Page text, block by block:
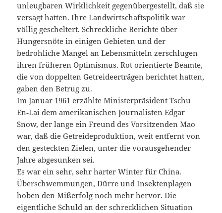
unleugbaren Wirklichkeit gegenübergestellt, daß sie
versagt hatten. Ihre Landwirtschaftspolitik war
völlig gescheltert. Schreckliche Berichte über
Hungersnöte in einigen Gebieten und der
bedrohliche Mangel an Lebensmitteln zerschlugen
ihren früheren Optimismus. Rot orientierte Beamte,
die von doppelten Getreideerträgen berichtet hatten,
gaben den Betrug zu.
Im Januar 1961 erzählte Ministerpräsident Tschu
En‑Lai dem amerikanischen Journalisten Edgar
Snow, der lange ein Freund des Vorsitzenden Mao
war, daß die Getreideproduktion, weit entfernt von
den gesteckten Zielen, unter die vorausgehender
Jahre abgesunken sei.
Es war ein sehr, sehr harter Winter für China.
Überschwemmungen, Dürre und Insektenplagen
hoben den Mißerfolg noch mehr hervor. Die
eigentliche Schuld an der schrecklichen Situation